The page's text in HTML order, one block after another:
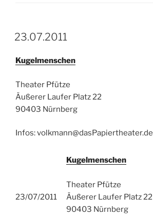
23.07.2011
Kugelmenschen
Theater Pfütze
Äußerer Laufer Platz 22
90403 Nürnberg
Infos: volkmann@dasPapiertheater.de
23/07/2011
Kugelmenschen
Theater Pfütze
Äußerer Laufer Platz 22
90403 Nürnberg